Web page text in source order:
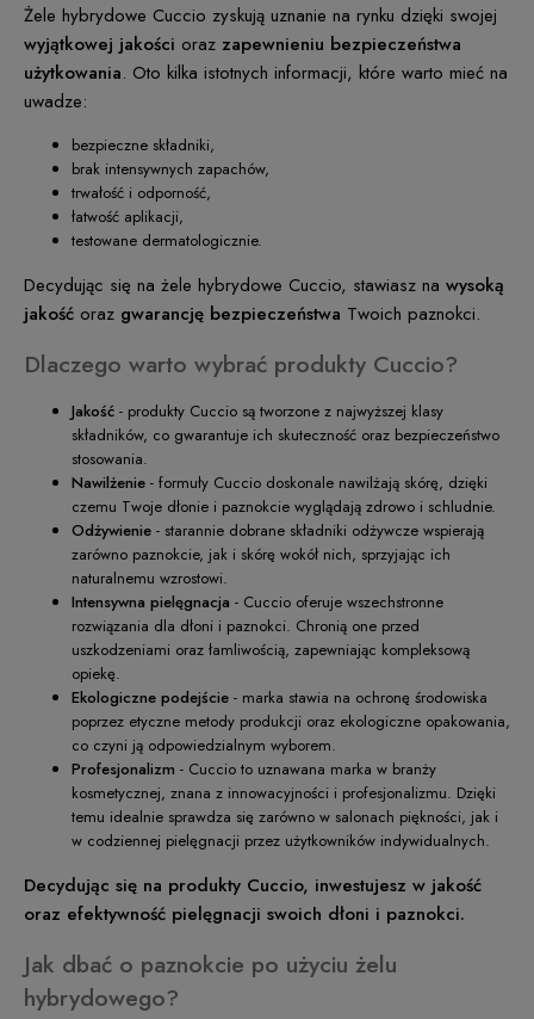
Żele hybrydowe Cuccio zyskują uznanie na rynku dzięki swojej
wyjątkowej jakości oraz zapewnieniu bezpieczeństwa
użytkowania. Oto kilka istotnych informacji, które warto mieć na
uwadze:
bezpieczne składniki,
brak intensywnych zapachów,
trwałość i odporność,
łatwość aplikacji,
testowane dermatologicznie.
Decydując się na żele hybrydowe Cuccio, stawiasz na wysoką
jakość oraz gwarancję bezpieczeństwa Twoich paznokci.
Dlaczego warto wybrać produkty Cuccio?
Jakość - produkty Cuccio są tworzone z najwyższej klasy
składników, co gwarantuje ich skuteczność oraz bezpieczeństwo
stosowania.
Nawilżenie - formuły Cuccio doskonale nawilżają skórę, dzięki
czemu Twoje dłonie i paznokcie wyglądają zdrowo i schludnie.
Odżywienie - starannie dobrane składniki odżywcze wspierają
zarówno paznokcie, jak i skórę wokół nich, sprzyjając ich
naturalnemu wzrostowi.
Intensywna pielęgnacja - Cuccio oferuje wszechstronne
rozwiązania dla dłoni i paznokci. Chronią one przed
uszkodzeniami oraz łamliwością, zapewniając kompleksową
opiekę.
Ekologiczne podejście - marka stawia na ochronę środowiska
poprzez etyczne metody produkcji oraz ekologiczne opakowania,
co czyni ją odpowiedzialnym wyborem.
Profesjonalizm - Cuccio to uznawana marka w branży
kosmetycznej, znana z innowacyjności i profesjonalizmu. Dzięki
temu idealnie sprawdza się zarówno w salonach piękności, jak i
w codziennej pielęgnacji przez użytkowników indywidualnych.
Decydując się na produkty Cuccio, inwestujesz w jakość
oraz efektywność pielęgnacji swoich dłoni i paznokci.
Jak dbać o paznokcie po użyciu żelu
hybrydowego?